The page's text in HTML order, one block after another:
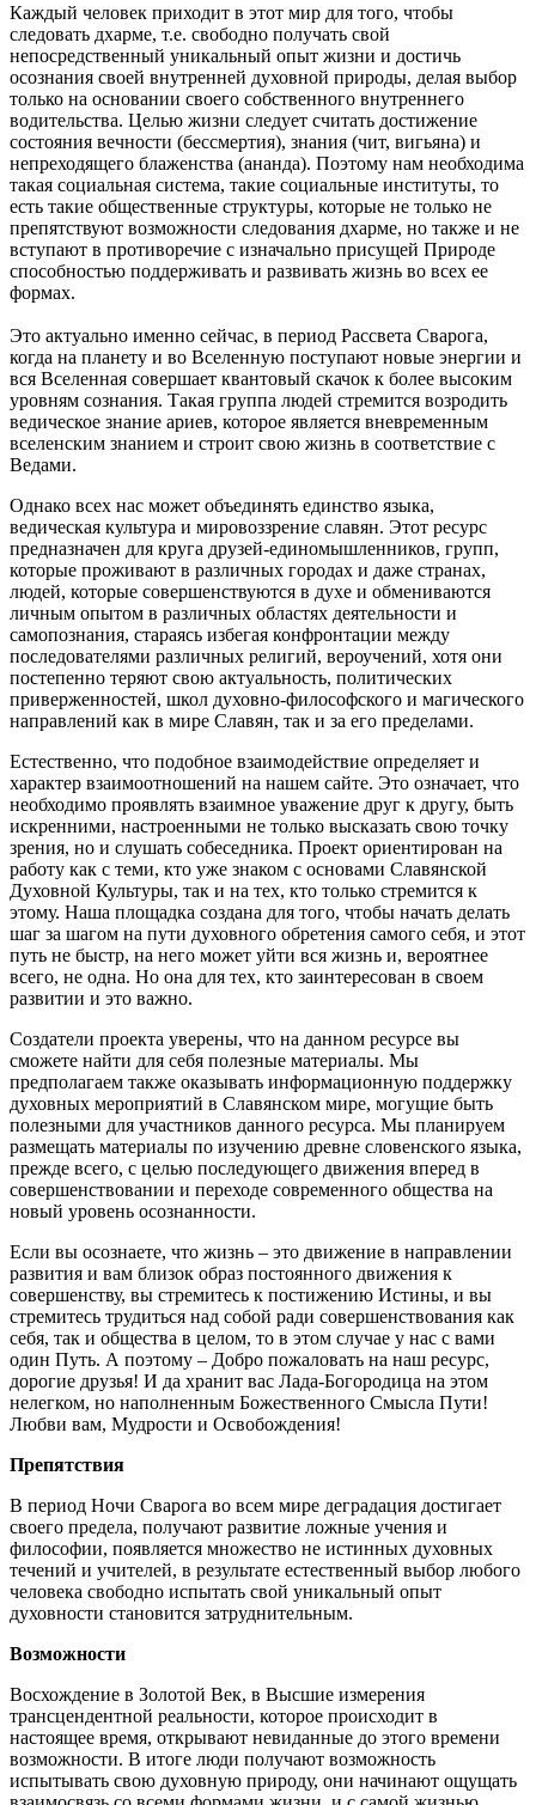
Каждый человек приходит в этот мир для того, чтобы
следовать дхарме, т.е. свободно получать свой
непосредственный уникальный опыт жизни и достичь
осознания своей внутренней духовной природы, делая выбор
только на основании своего собственного внутреннего
водительства. Целью жизни следует считать достижение
состояния вечности (бессмертия), знания (чит, вигьяна) и
непреходящего блаженства (ананда). Поэтому нам необходима
такая социальная система, такие социальные институты, то
есть такие общественные структуры, которые не только не
препятствуют возможности следования дхарме, но также и не
вступают в противоречие с изначально присущей Природе
способностью поддерживать и развивать жизнь во всех ее
формах.
Это актуально именно сейчас, в период Рассвета Сварога,
когда на планету и во Вселенную поступают новые энергии и
вся Вселенная совершает квантовый скачок к более высоким
уровням сознания. Такая группа людей стремится возродить
ведическое знание ариев, которое является вневременным
вселенским знанием и строит свою жизнь в соответствие с
Ведами.
Однако всех нас может объединять единство языка,
ведическая культура и мировоззрение славян. Этот ресурс
предназначен для круга друзей-единомышленников, групп,
которые проживают в различных городах и даже странах,
людей, которые совершенствуются в духе и обмениваются
личным опытом в различных областях деятельности и
самопознания, стараясь избегая конфронтации между
последователями различных религий, вероучений, хотя они
постепенно теряют свою актуальность, политических
приверженностей, школ духовно-философского и магического
направлений как в мире Славян, так и за его пределами.
Естественно, что подобное взаимодействие определяет и
характер взаимоотношений на нашем сайте. Это означает, что
необходимо проявлять взаимное уважение друг к другу, быть
искренними, настроенными не только высказать свою точку
зрения, но и слушать собеседника. Проект ориентирован на
работу как с теми, кто уже знаком с основами Славянской
Духовной Культуры, так и на тех, кто только стремится к
этому. Наша площадка создана для того, чтобы начать делать
шаг за шагом на пути духовного обретения самого себя, и этот
путь не быстр, на него может уйти вся жизнь и, вероятнее
всего, не одна. Но она для тех, кто заинтересован в своем
развитии и это важно.
Создатели проекта уверены, что на данном ресурсе вы
сможете найти для себя полезные материалы. Мы
предполагаем также оказывать информационную поддержку
духовных мероприятий в Славянском мире, могущие быть
полезными для участников данного ресурса. Мы планируем
размещать материалы по изучению древне словенского языка,
прежде всего, с целью последующего движения вперед в
совершенствовании и переходе современного общества на
новый уровень осознанности.
Если вы осознаете, что жизнь – это движение в направлении
развития и вам близок образ постоянного движения к
совершенству, вы стремитесь к постижению Истины, и вы
стремитесь трудиться над собой ради совершенствования как
себя, так и общества в целом, то в этом случае у нас с вами
один Путь. А поэтому – Добро пожаловать на наш ресурс,
дорогие друзья! И да хранит вас Лада-Богородица на этом
нелегком, но наполненным Божественного Смысла Пути!
Любви вам, Мудрости и Освобождения!
Препятствия
В период Ночи Сварога во всем мире деградация достигает
своего предела, получают развитие ложные учения и
философии, появляется множество не истинных духовных
течений и учителей, в результате естественный выбор любого
человека свободно испытать свой уникальный опыт
духовности становится затруднительным.
Возможности
Восхождение в Золотой Век, в Высшие измерения
трансцендентной реальности, которое происходит в
настоящее время, открывают невиданные до этого времени
возможности. В итоге люди получают возможность
испытывать свою духовную природу, они начинают ощущать